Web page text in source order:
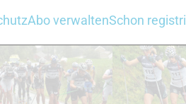
Abo verwaltenSchon